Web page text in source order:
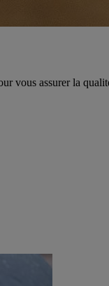
vous assurer la